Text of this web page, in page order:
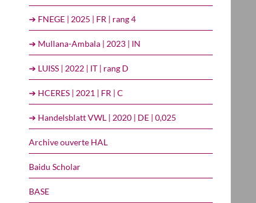
➔ FNEGE | 2025 | FR | rang 4
➔ Mullana-Ambala | 2023 | IN
➔ LUISS | 2022 | IT | rang D
➔ HCERES | 2021 | FR | C
➔ Handelsblatt VWL | 2020 | DE | 0,025
Archive ouverte HAL
Baidu Scholar
BASE